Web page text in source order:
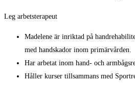
Leg arbetsterapeut
Madelene är inriktad på
med handskador inom primärvården.
Har arbetat inom hand- och
Håller kurser tillsammans med